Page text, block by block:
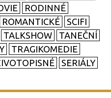
RODINNÉ
ROMANTICKÉ
SCIFI
TALKSHOW
TANEČNÍ
TRAGIKOMEDIE
SERIÁLY